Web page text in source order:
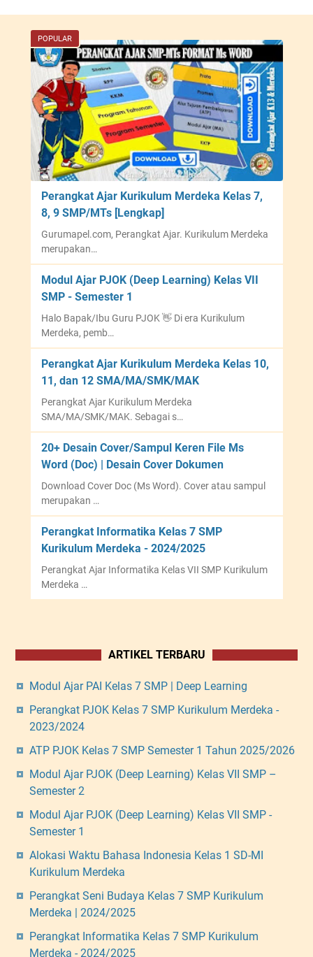
POPULAR
Perangkat Ajar Kurikulum Merdeka Kelas 7,
8, 9 SMP/MTs [Lengkap]
Gurumapel.com, Perangkat Ajar. Kurikulum Merdeka
merupakan…
Modul Ajar PJOK (Deep Learning) Kelas VII
SMP - Semester 1
Halo Bapak/Ibu Guru PJOK 👋 Di era Kurikulum
Merdeka, pemb…
Perangkat Ajar Kurikulum Merdeka Kelas 10,
11, dan 12 SMA/MA/SMK/MAK
Perangkat Ajar Kurikulum Merdeka
SMA/MA/SMK/MAK. Sebagai s…
20+ Desain Cover/Sampul Keren File Ms
Word (Doc) | Desain Cover Dokumen
Download Cover Doc (Ms Word). Cover atau sampul
merupakan …
Perangkat Informatika Kelas 7 SMP
Kurikulum Merdeka - 2024/2025
Perangkat Ajar Informatika Kelas VII SMP Kurikulum
Merdeka …
ARTIKEL TERBARU
Modul Ajar PAI Kelas 7 SMP | Deep Learning
Perangkat PJOK Kelas 7 SMP Kurikulum Merdeka -
2023/2024
ATP PJOK Kelas 7 SMP Semester 1 Tahun 2025/2026
Modul Ajar PJOK (Deep Learning) Kelas VII SMP –
Semester 2
Modul Ajar PJOK (Deep Learning) Kelas VII SMP -
Semester 1
Alokasi Waktu Bahasa Indonesia Kelas 1 SD-MI
Kurikulum Merdeka
Perangkat Seni Budaya Kelas 7 SMP Kurikulum
Merdeka | 2024/2025
Perangkat Informatika Kelas 7 SMP Kurikulum
Merdeka - 2024/2025